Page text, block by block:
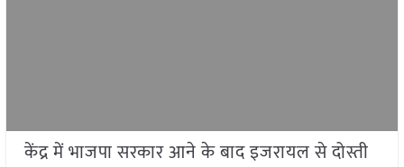
केंद्र में भाजपा सरकार आने के बाद इजरायल से दोस्ती